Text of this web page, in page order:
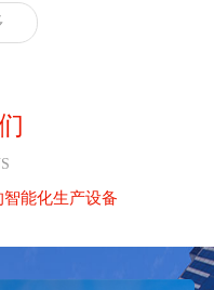
智能化生产设备